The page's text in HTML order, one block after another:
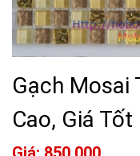
Gạch Mosai
Cao, Giá Tốt